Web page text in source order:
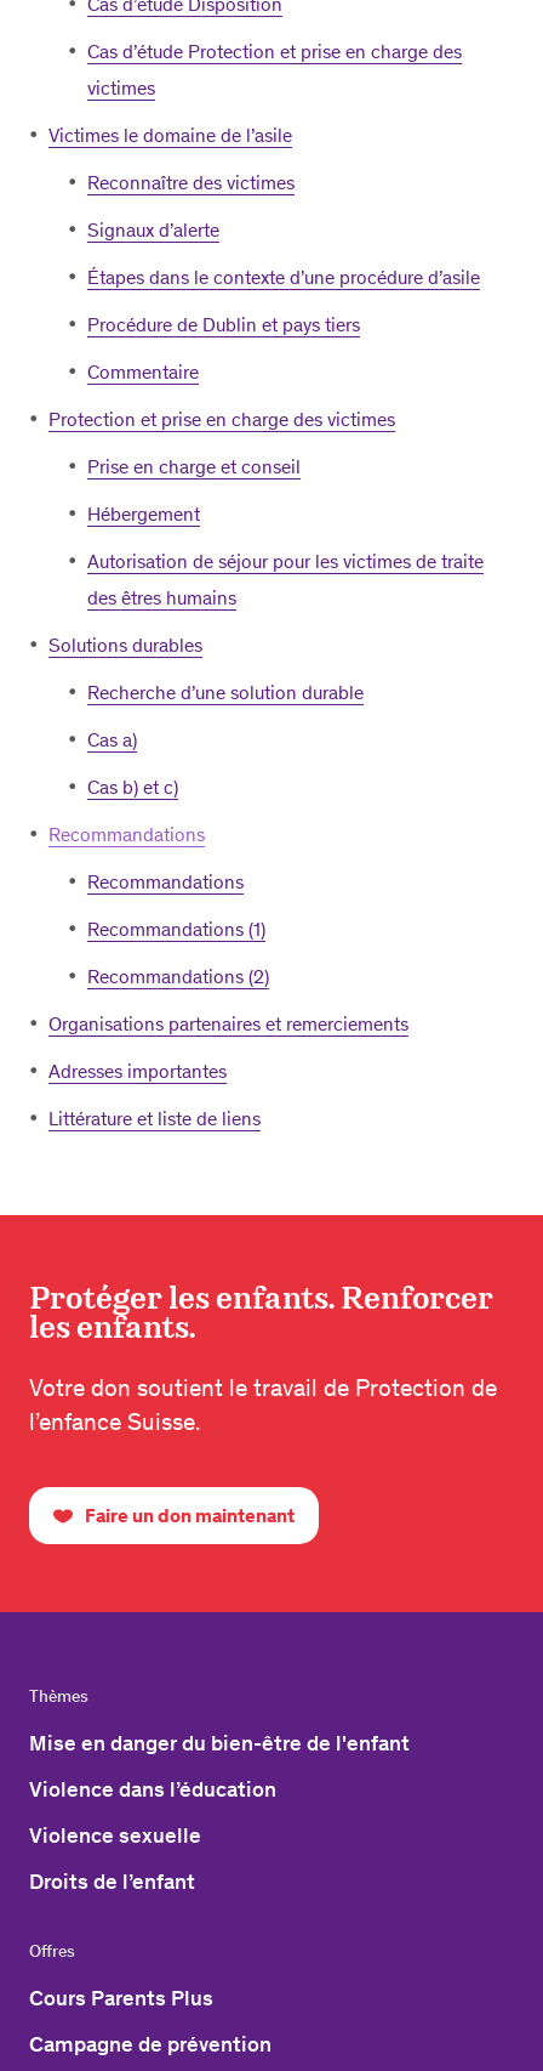
Cas d’étude Protection et prise en charge des
victimes
Victimes le domaine de l’asile
Reconnaître des victimes
Signaux d’alerte
Étapes dans le contexte d’une procédure d’asile
Procédure de Dublin et pays tiers
Commentaire
Protection et prise en charge des victimes
Prise en charge et conseil
Hébergement
Autorisation de séjour pour les victimes de traite
des êtres humains
Solutions durables
Recherche d’une solution durable
Cas a)
Cas b) et c)
Recommandations
Recommandations
Recommandations (1)
Recommandations (2)
Organisations partenaires et remerciements
Adresses importantes
Littérature et liste de liens
Protéger les enfants. Renforcer
les enfants.
Votre don soutient le travail de Protection de
l’enfance Suisse.
Faire un don maintenant
Thèmes
Mise en danger du bien-être de l'enfant
Violence dans l’éducation
Violence sexuelle
Droits de l’enfant
Offres
Cours Parents Plus
Campagne de prévention